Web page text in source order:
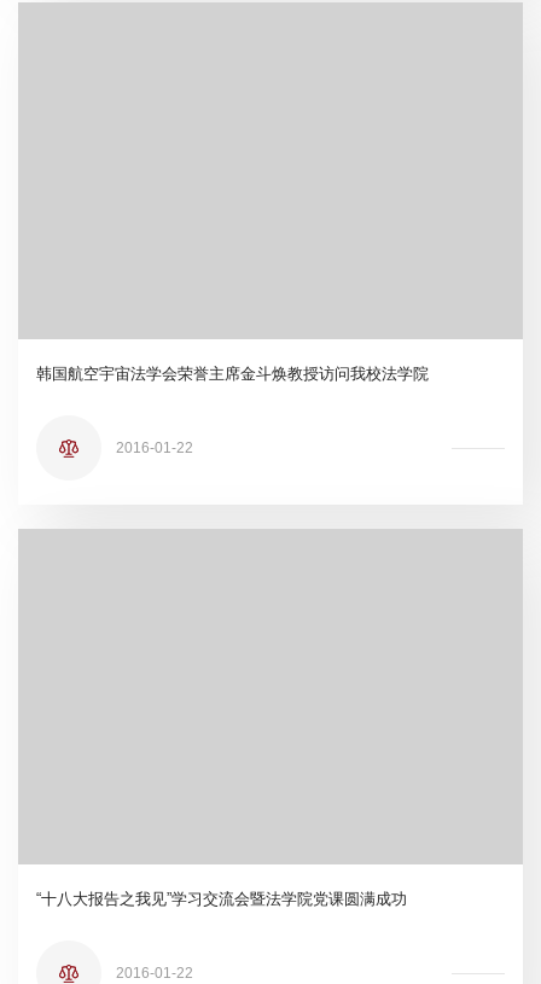
韩国航空宇宙法学会荣誉主席金斗焕教授访问我校法学院
2016-01-22
“十八大报告之我见”学习交流会暨法学院党课圆满成功
2016-01-22